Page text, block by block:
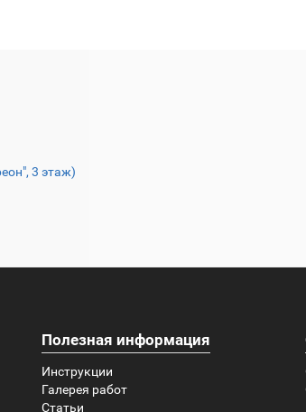
3 этаж)
Полезная информация
Инструкции
Галерея работ
Статьи